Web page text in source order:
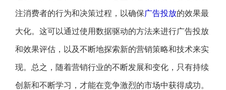
注消费者的行为和决策过程，以确保广告投放的效果最
大化。这可以通过使用数据驱动的方法来进行广告投放
和效果评估，以及不断地探索新的营销策略和技术来实
现。总之，随着营销行业的不断发展和变化，只有持续
创新和不断学习，才能在竞争激烈的市场中获得成功。